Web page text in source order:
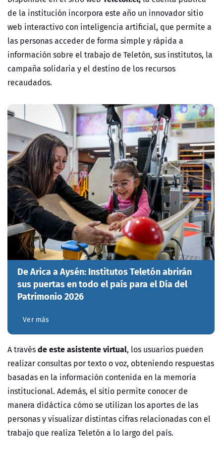
de la institución incorpora este año un innovador sitio
web interactivo con inteligencia artificial, que permite a
las personas acceder de forma simple y rápida a
información sobre el trabajo de Teletón, sus institutos, la
campaña solidaria y el destino de los recursos
recaudados.
De Arica a Aysén: Institutos Teletón abrirán
sus puertas en todo el país para el Día del
Patrimonio 2026
Ver más
A travésde este asistente virtual, los usuarios pueden
realizar consultas por texto o voz, obteniendo respuestas
basadas en la información contenida en la memoria
institucional. Además, el sitio permite conocer de
manera didáctica cómo se utilizan los aportes de las
personas y visualizar distintas cifras relacionadas con el
trabajo que realiza Teletón a lo largo del país.